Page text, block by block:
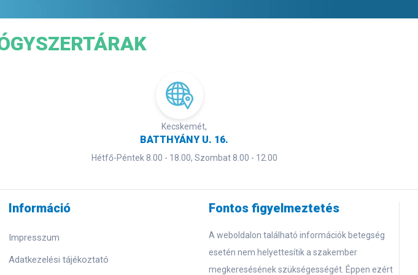
Kecskemét,
BATTHYÁNY U. 16.
Hétfő-Péntek 8.00 - 18.00, Szombat 8.00 - 12.00
Információ
Impresszum
Adatkezelési tájékoztató
Fontos figyelmeztetés
A weboldalon található információk betegség
esetén nem helyettesítik a szakember
megkeresésének szükségességét. Éppen ezért